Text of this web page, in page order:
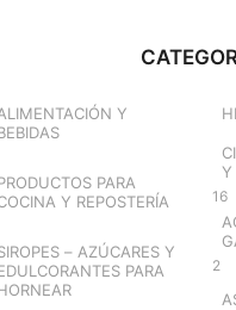
Y
PARA
Y REPOSTERÍA
– AZÚCARES Y
PARA
Y
16
2